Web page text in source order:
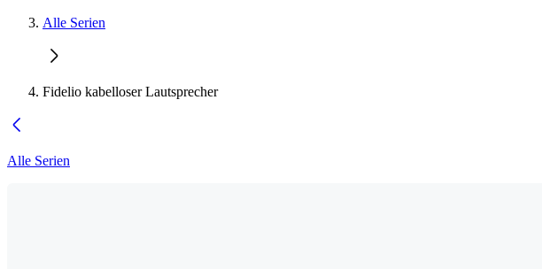
Alle Serien
Fidelio kabelloser Lautsprecher
Alle Serien